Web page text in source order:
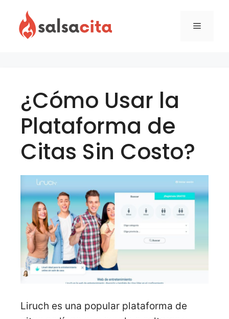
content
Menu
¿Cómo Usar la
Plataforma de
Citas Sin Costo?
Liruch es una popular plataforma de